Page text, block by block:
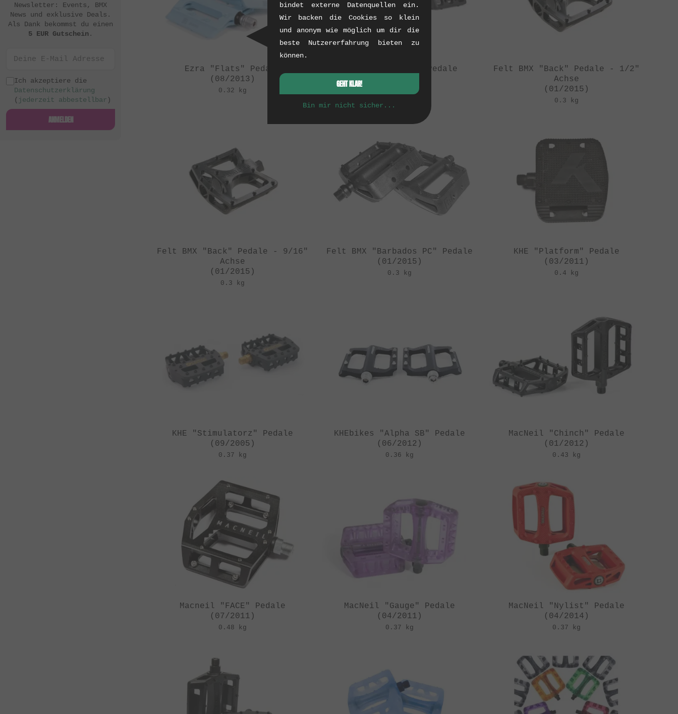
Ezra "Flats" Pedale
(08/2013)
0.32 kg
FBM "Nice Nylon" Pedale
Felt BMX "Back" Pedale - 1/2"
Achse
(01/2015)
0.3 kg
Felt BMX "Back" Pedale - 9/16"
Achse
(01/2015)
0.3 kg
Felt BMX "Barbados PC" Pedale
(01/2015)
0.3 kg
KHE "Platform" Pedale
(03/2011)
0.4 kg
KHE "Stimulatorz" Pedale
(09/2005)
0.37 kg
KHEbikes "Alpha SB" Pedale
(06/2012)
0.36 kg
MacNeil "Chinch" Pedale
(01/2012)
0.43 kg
Macneil "FACE" Pedale
(07/2011)
0.48 kg
MacNeil "Gauge" Pedale
(04/2011)
0.37 kg
MacNeil "Nylist" Pedale
(04/2014)
0.37 kg
Newsletter: Events, BMX
News und exklusive Deals.
Als Dank bekommst du einen
5 EUR Gutschein.
Ich akzeptiere die
Datenschutzerklärung
( jederzeit abbestellbar )
ANMELDEN
bindet externe Datenquellen ein.
Wir backen die Cookies so klein
und anonym wie möglich um dir die
beste Nutzererfahrung bieten zu
können.
GEHT KLAR!
Bin mir nicht sicher...